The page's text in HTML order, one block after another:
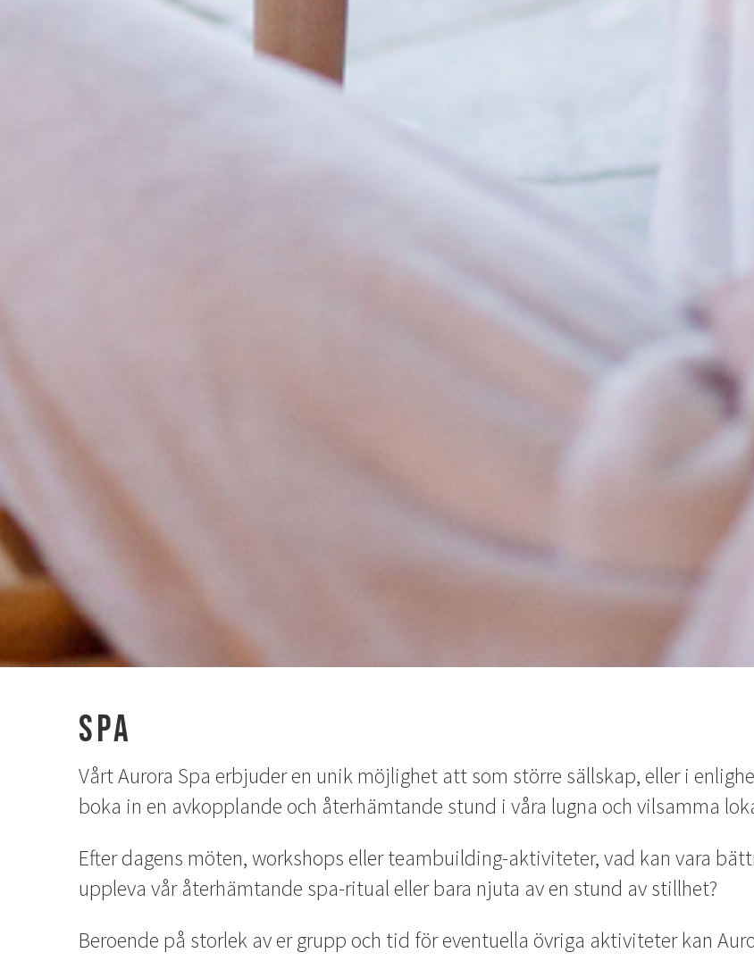
Spa
Vårt Aurora Spa erbjuder en unik möjlighet att som större sällskap, eller i
boka in en avkopplande och återhämtande stund i våra lugna och vilsamma
Efter dagens möten, workshops eller teambuilding-aktiviteter, vad kan vara
uppleva vår återhämtande spa-ritual eller bara njuta av en stund av stillhet?
Beroende på storlek av er grupp och tid för eventuella övriga aktiviteter kan